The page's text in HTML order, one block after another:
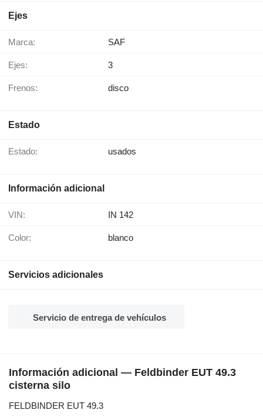
Ejes
Marca: SAF
Ejes: 3
Frenos: disco
Estado
Estado: usados
Información adicional
VIN: IN 142
Color: blanco
Servicios adicionales
Servicio de entrega de vehículos
Información adicional — Feldbinder EUT 49.3
cisterna silo
FELDBINDER EUT 49.3